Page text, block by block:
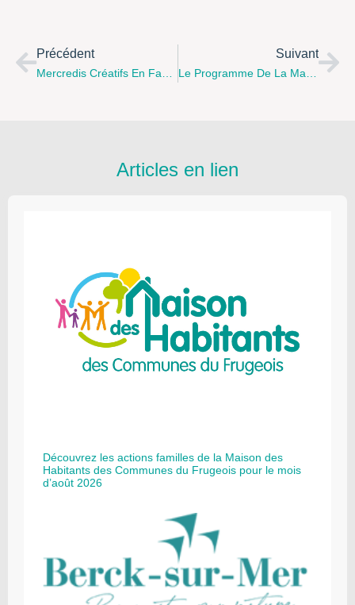
Précédent
Mercredis Créatifs En Famille À Thiembronne
Suivant
Le Programme De La Maison Des Ados De L’audomarois De Mai À Août !
Articles en lien
Découvrez les actions familles de la Maison des
Habitants des Communes du Frugeois pour le mois
d’août 2026